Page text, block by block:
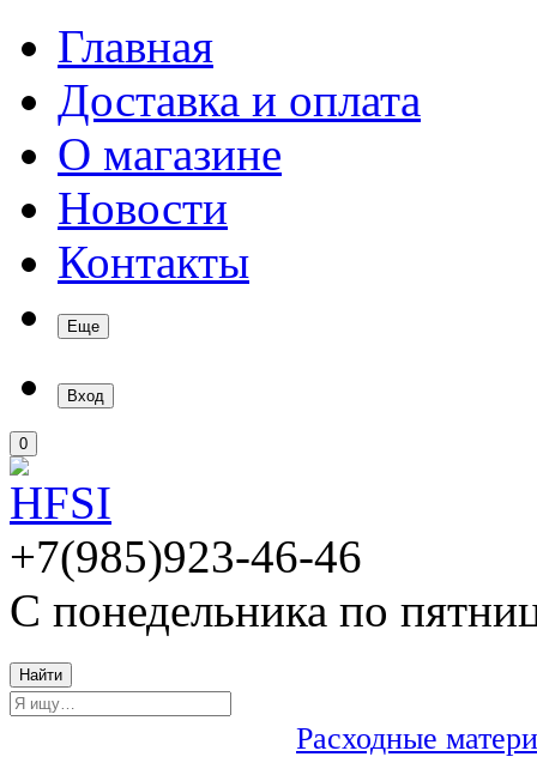
Главная
Доставка и оплата
О магазине
Новости
Контакты
Еще
Вход
0
+7(985)923-46-46
С понедельника по
Найти
Расходные